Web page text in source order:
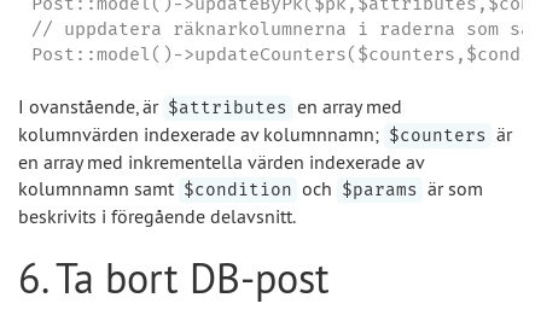
// uppdatera räknarkolumnerna i raderna
Post::model()-
I ovanstående, är $attributes en array med
kolumnvärden indexerade av kolumnnamn; $counters är
en array med inkrementella värden indexerade av
kolumnnamn samt $condition och $params är som
beskrivits i föregående delavsnitt.
6. Ta bort DB-post